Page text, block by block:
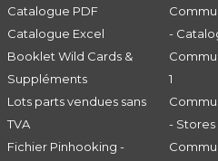
Catalogue PDF
Catalogue Excel
Booklet Wild Cards &
Suppléments
Lots parts vendues sans
TVA
Fichier Pinhooking -
-
1
- Stores